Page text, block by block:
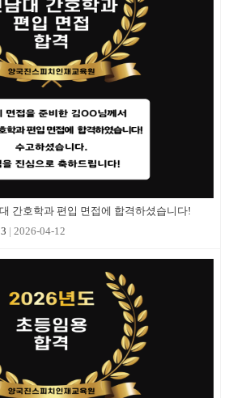
간호학과 편입 면접에 합격하셨습니다!
2026-04-12